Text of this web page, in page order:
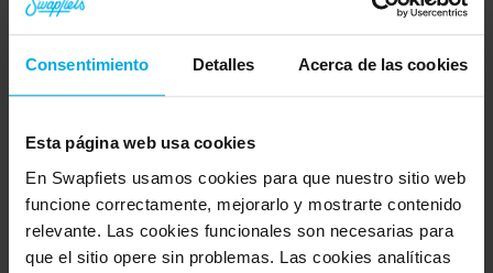
Consentimiento Detalles Acerca de las cookies
Esta página web usa cookies
En Swapfiets usamos cookies para que nuestro sitio web
funcione correctamente, mejorarlo y mostrarte contenido
relevante. Las cookies funcionales son necesarias para
que el sitio opere sin problemas. Las cookies analíticas
Swapfiets es la primera suscripción de bicis
más de 280.000 miembros en Países Bajos,
Alemania, Bélgica, Dinamarca, Francia,
España, Austria y Reino Unido.